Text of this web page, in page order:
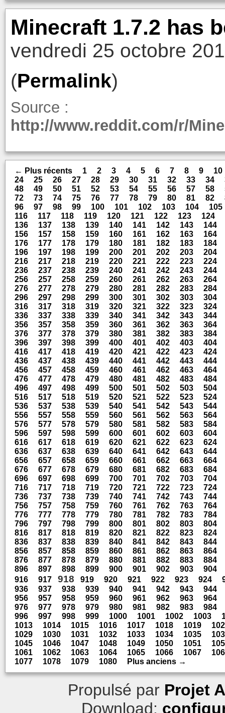
Minecraft 1.7.2 has
vendredi 25 octobre
(Permalink)
Source :
http://www.reddit.com/r/
← Plus récents 1 2 3 4 5 6 7 8 9
10
24
25 26 27 28 29 30 31 32 33 34
48
49 50 51 52 53 54 55 56 57 58
72
73 74 75 76 77 78 79 80 81 82
96
97 98 99 100 101 102 103 104
105
116
117 118 119 120 121 122 123 124
136
137 138 139 140 141 142 143
144
156
157 158 159 160 161 162 163
164
176
177 178 179 180 181 182 183
184
196
197 198 199 200 201 202 203
204
216
217 218 219 220 221 222 223
224
236
237 238 239 240 241 242 243
244
256
257 258 259 260 261 262 263
264
276
277 278 279 280 281 282 283
284
296
297 298 299 300 301 302 303
304
316
317 318 319 320 321 322 323
324
336
337 338 339 340 341 342 343
344
356
357 358 359 360 361 362 363
364
376
377 378 379 380 381 382 383
384
396
397 398 399 400 401 402 403
404
416
417 418 419 420 421 422 423
424
436
437 438 439 440 441 442 443
444
456
457 458 459 460 461 462 463
464
476
477 478 479 480 481 482 483
484
496
497 498 499 500 501 502 503
504
516
517 518 519 520 521 522 523
524
536
537 538 539 540 541 542 543
544
556
557 558 559 560 561 562 563
564
576
577 578 579 580 581 582 583
584
596
597 598 599 600 601 602 603
604
616
617 618 619 620 621 622 623
624
636
637 638 639 640 641 642 643
644
656
657 658 659 660 661 662 663
664
676
677 678 679 680 681 682 683
684
696
697 698 699 700 701 702 703
704
716
717 718 719 720 721 722 723
724
736
737 738 739 740 741 742 743
744
756
757 758 759 760 761 762 763
764
776
777 778 779 780 781 782 783
784
796
797 798 799 800 801 802 803
804
816
817 818 819 820 821 822 823
824
836
837 838 839 840 841 842 843
844
856
857 858 859 860 861 862 863
864
876
877 878 879 880 881 882 883
884
896
897 898 899 900 901 902 903
904
916
917 918 919 920 921 922 923 924
936
937 938 939 940 941 942 943
944
956
957 958 959 960 961 962 963
964
976
977 978 979 980 981 982 983
984
996
997 998 999 1000 1001 1002 1003
1013
1014 1015 1016 1017 1018 1019
1029
1030 1031 1032 1033 1034 1035
1045
1046 1047 1048 1049 1050 1051
1061
1062 1063 1064 1065 1066 1067
1077
1078 1079 1080 Plus anciens →
Propulsé par Projet
Download: